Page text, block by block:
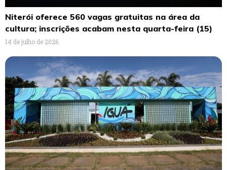
Niterói oferece 560 vagas gratuitas na área da
cultura; inscrições acabam nesta quarta-feira (15)
14 de julho de 2026